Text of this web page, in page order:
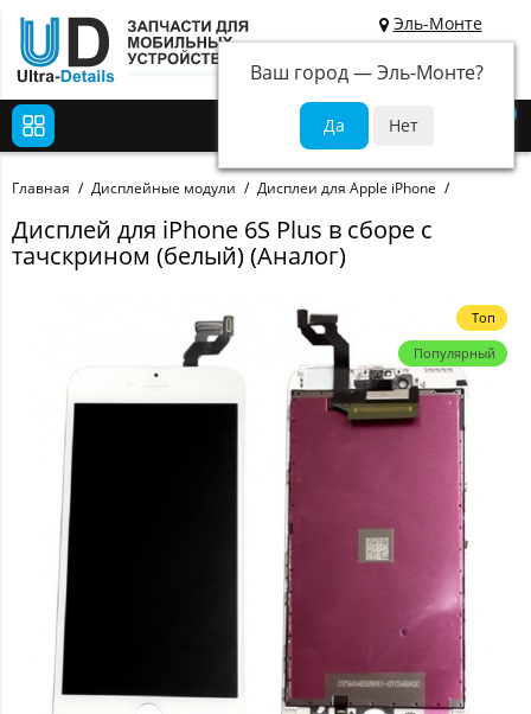
Эль-Монте
Ваш город —Эль-Монте?
Главная Дисплейные модули Дисплеи для Apple iPhone
Дисплей для iPhone 6S Plus в сборе с
тачскрином (белый) (Аналог)
Топ
Популярный